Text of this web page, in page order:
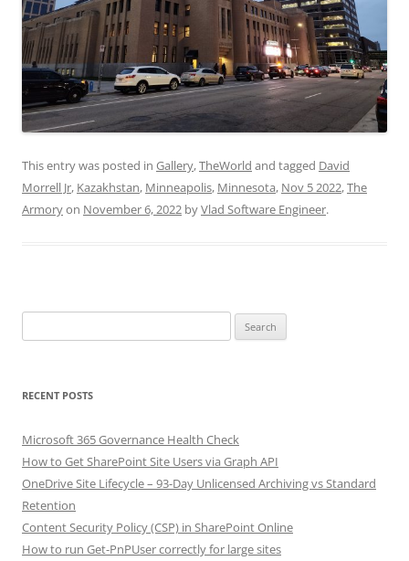
This entry was posted in Gallery,TheWorld and tagged David
Morrell Jr, Kazakhstan, Minneapolis, Minnesota, Nov 5 2022,The
Armoryon November 6, 2022 byVlad Software Engineer.
for:
RECENT POSTS
Microsoft 365 Governance Health Check
How to Get SharePoint Site Users via Graph API
OneDrive Site Lifecycle – 93-Day Unlicensed Archiving vs Standard
Retention
Content Security Policy (CSP) in SharePoint Online
How to run Get-PnPUser correctly for large sites